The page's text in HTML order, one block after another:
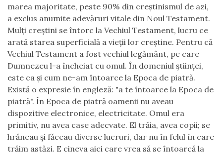
marea majoritate, peste 90% din creştinismul de azi,
a exclus anumite adevăruri vitale din Noul Testament.
Mulţi creştini se întorc la Vechiul Testament, lucru ce
arată starea superficială a vieţii lor creştine. Pentru că
Vechiul Testament a fost vechiul legământ, pe care
Dumnezeu l-a încheiat cu omul. În domeniul ştiinţei,
este ca şi cum ne-am întoarce la Epoca de piatră.
Există o expresie în engleză: "a te întoarce la Epoca de
piatră". În Epoca de piatră oamenii nu aveau
dispozitive electronice, electricitate. Omul era
primitiv, nu avea case adecvate. El trăia, avea copii; se
hrăneau şi făceau diverse lucruri, dar nu în felul în care
trăim astăzi. E cineva aici care vrea să se întoarcă la